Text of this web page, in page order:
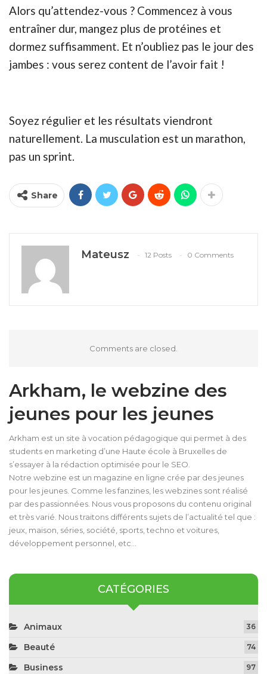
Alors qu’attendez-vous ? Commencez à vous
entraîner dur, mangez plus de protéines et
dormez suffisamment. Et n’oubliez pas le jour des
jambes : vous serez content de l’avoir fait !
Soyez régulier et les résultats viendront
naturellement. La musculation est un marathon,
pas un sprint.
Share
Mateusz 12 Posts 0 Comments
Comments are closed.
Arkham, le webzine des
jeunes pour les jeunes
Arkham est un site à vocation pédagogique qui permet à des
students en marketing d’une Haute école à Bruxelles de
s’essayer à la rédaction optimisée pour le SEO.
Notre webzine est un magazine en ligne crée par des jeunes
pour les jeunes. Comme les fanzines, les webzines sont réalisé
par des passionnées. Nous vous proposons du contenu original
et très varié. Nous traitons différents sujets de l’actualité tel que :
jeux, maison, séries, société, sports, techno et voitures,
développement personnel, etc…
CATÉGORIES
Animaux 36
Beauté 74
Business 97